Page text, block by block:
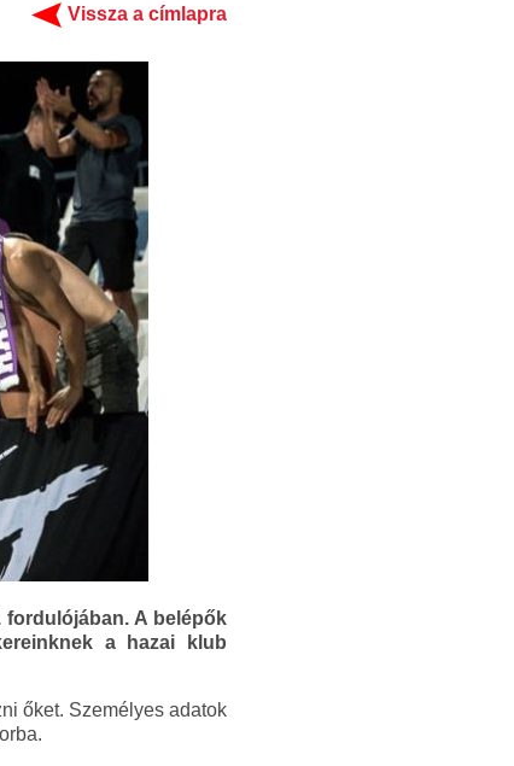
Vissza a címlapra
fordulójában. A belépők
a hazai klub
őket. Személyes adatok